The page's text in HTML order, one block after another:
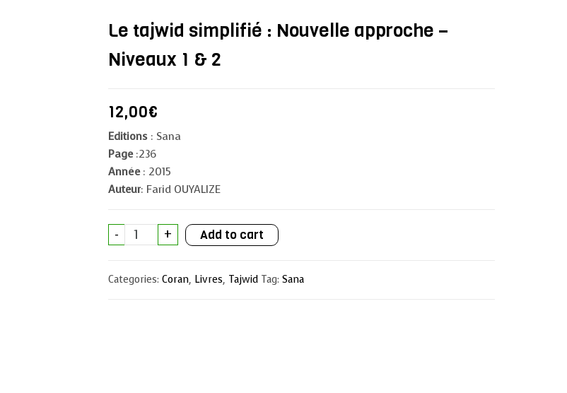
Le tajwid simplifié : Nouvelle approche –
Niveaux 1 & 2
12,00€
Editions: Sana
Page:236
Année : 2015
Auteur: Farid OUYALIZE
- Le
tajwid
simplifié
approche
+ Add to cart
Categories: Coran, Livres, Tajwid Tag: Sana